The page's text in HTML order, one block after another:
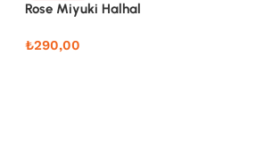
Rose Miyuki Halhal
₺290,00